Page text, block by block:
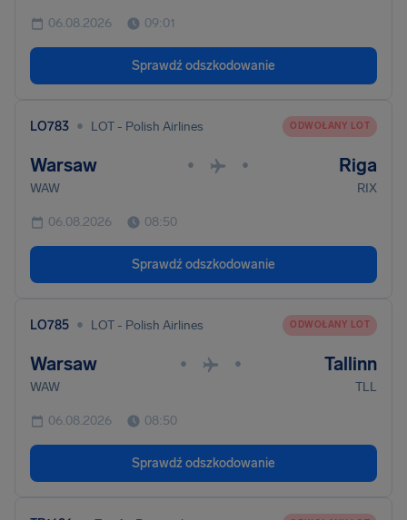
06.08.2026 09:01
Sprawdź odszkodowanie
LO783 • LOT - Polish Airlines ODWOŁANY LOT
Warsaw • • Riga
WAW RIX
06.08.2026 08:50
Sprawdź odszkodowanie
LO785 • LOT - Polish Airlines ODWOŁANY LOT
Warsaw • • Tallinn
WAW TLL
06.08.2026 08:50
Sprawdź odszkodowanie